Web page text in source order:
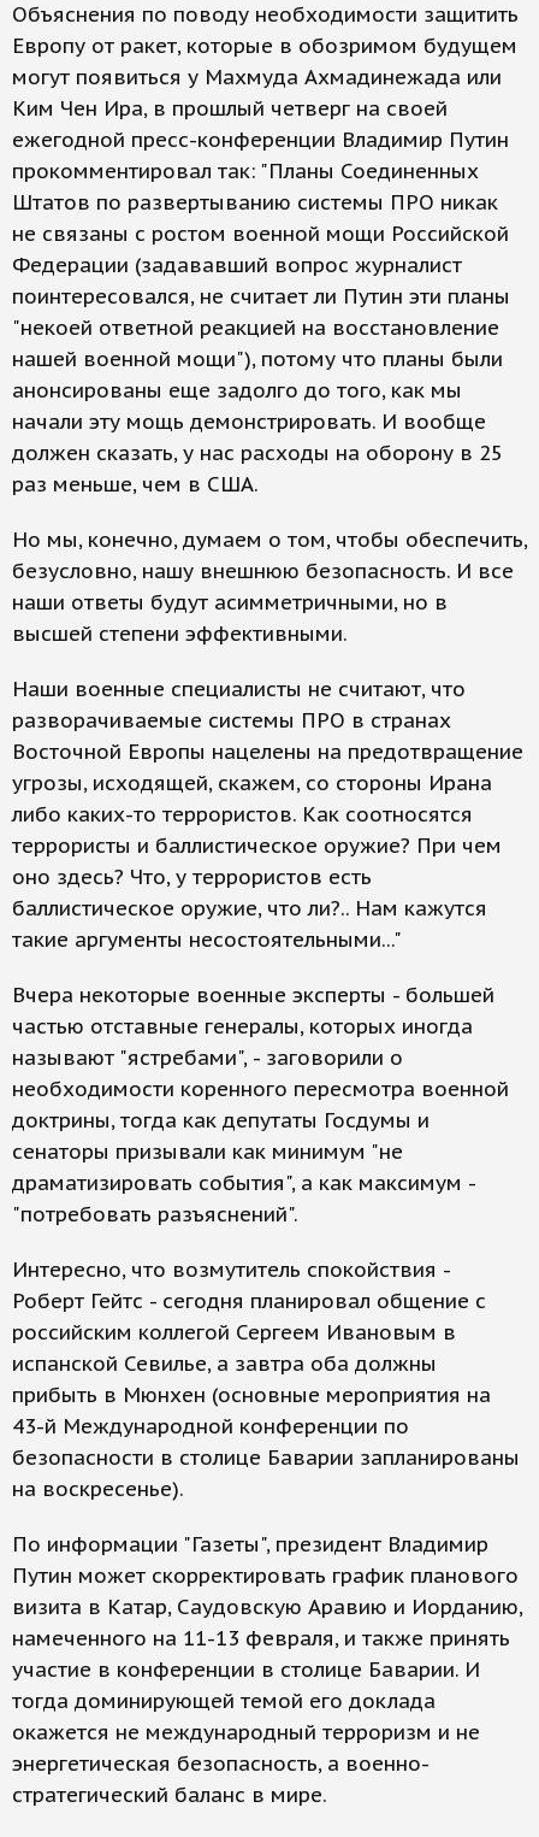
Объяснения по поводу необходимости защитить
Европу от ракет, которые в обозримом будущем
могут появиться у Махмуда Ахмадинежада или
Ким Чен Ира, в прошлый четверг на своей
ежегодной пресс-конференции Владимир Путин
прокомментировал так: "Планы Соединенных
Штатов по развертыванию системы ПРО никак
не связаны с ростом военной мощи Российской
Федерации (задававший вопрос журналист
поинтересовался, не считает ли Путин эти планы
"некоей ответной реакцией на восстановление
нашей военной мощи"), потому что планы были
анонсированы еще задолго до того, как мы
начали эту мощь демонстрировать. И вообще
должен сказать, у нас расходы на оборону в 25
раз меньше, чем в США.
Но мы, конечно, думаем о том, чтобы обеспечить,
безусловно, нашу внешнюю безопасность. И все
наши ответы будут асимметричными, но в
высшей степени эффективными.
Наши военные специалисты не считают, что
разворачиваемые системы ПРО в странах
Восточной Европы нацелены на предотвращение
угрозы, исходящей, скажем, со стороны Ирана
либо каких-то террористов. Как соотносятся
террористы и баллистическое оружие? При чем
оно здесь? Что, у террористов есть
баллистическое оружие, что ли?.. Нам кажутся
такие аргументы несостоятельными..."
Вчера некоторые военные эксперты - большей
частью отставные генералы, которых иногда
называют "ястребами", - заговорили о
необходимости коренного пересмотра военной
доктрины, тогда как депутаты Госдумы и
сенаторы призывали как минимум "не
драматизировать события", а как максимум -
"потребовать разъяснений".
Интересно, что возмутитель спокойствия -
Роберт Гейтс - сегодня планировал общение с
российским коллегой Сергеем Ивановым в
испанской Севилье, а завтра оба должны
прибыть в Мюнхен (основные мероприятия на
43-й Международной конференции по
безопасности в столице Баварии запланированы
на воскресенье).
По информации "Газеты", президент Владимир
Путин может скорректировать график планового
визита в Катар, Саудовскую Аравию и Иорданию,
намеченного на 11-13 февраля, и также принять
участие в конференции в столице Баварии. И
тогда доминирующей темой его доклада
окажется не международный терроризм и не
энергетическая безопасность, а военно-
стратегический баланс в мире.